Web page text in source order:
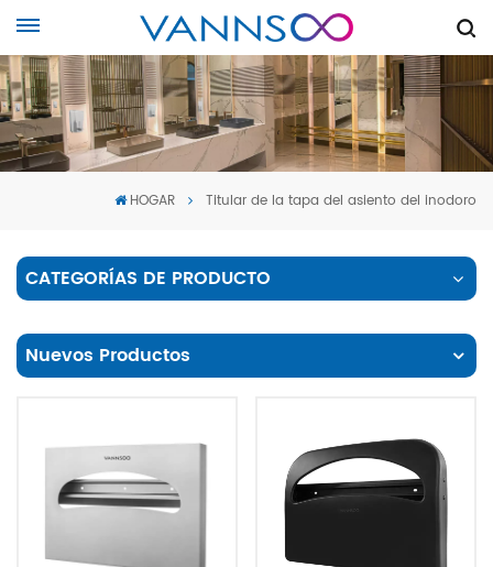
HOGAR Titular de la tapa del asiento del inodoro
CATEGORÍAS DE PRODUCTO
Nuevos Productos